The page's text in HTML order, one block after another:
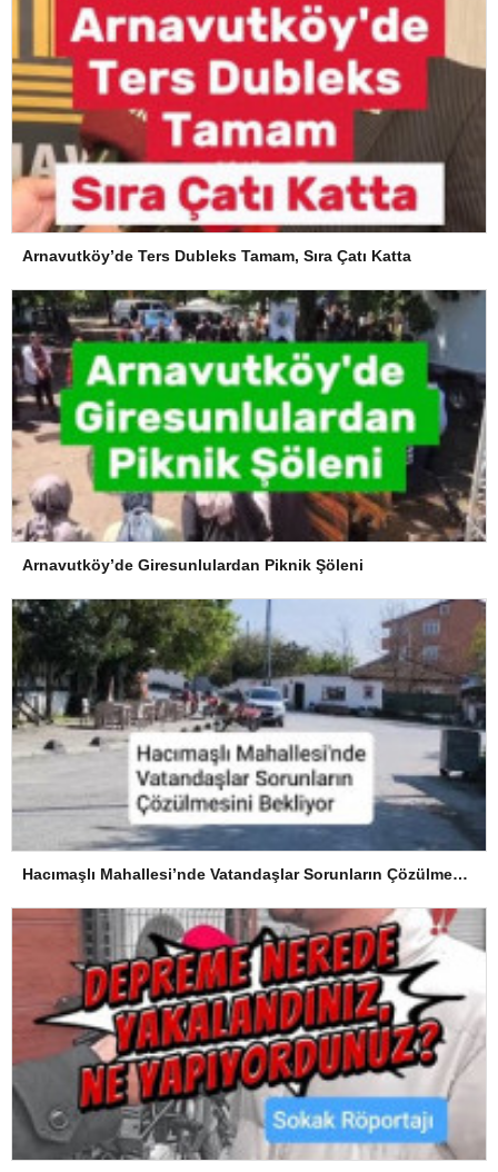
Arnavutköy’de Ters Dubleks Tamam, Sıra Çatı Katta
Arnavutköy’de Giresunlulardan Piknik Şöleni
Hacımaşlı Mahallesi’nde Vatandaşlar Sorunların Çözülmesini Bekliyor